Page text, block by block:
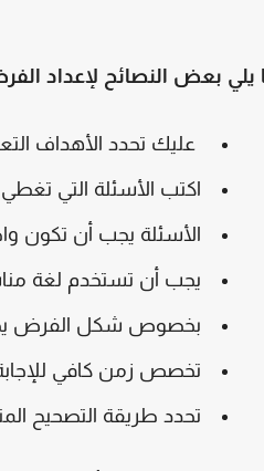
يلي بعض النصائح لإعداد
عليك تحدد الأهداف
اكتب الأسئلة التي تغطي
الأسئلة يجب أن تكون
يجب أن تستخدم لغة
بخصوص شكل الفرض
تخصص زمن كافي
تحدد طريقة التصحيح